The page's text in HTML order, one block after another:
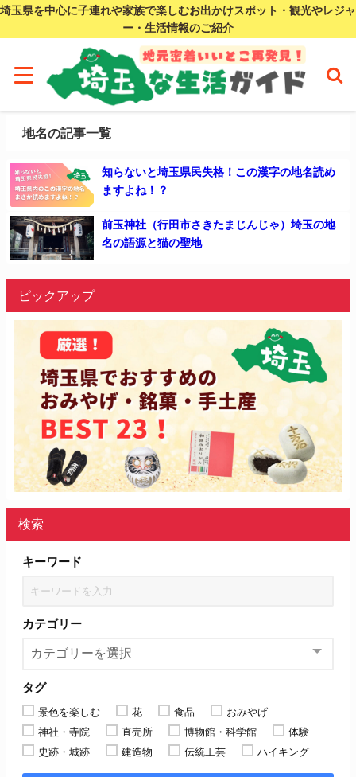
埼玉県を中心に子連れや家族で楽しむお出かけスポット・観光やレジャ
ー・生活情報のご紹介
地名の記事一覧
知らないと埼玉県民失格！この漢字の地名読め
ますよね！？
前玉神社（行田市さきたまじんじゃ）埼玉の地
名の語源と猫の聖地
ピックアップ
検索
キーワード
カテゴリー
タグ
景色を楽しむ 花 食品
おみやげ
神社・寺院
直売所 博物館・科学館
体験
史跡・城跡
建造物 伝統工芸 ハイキング